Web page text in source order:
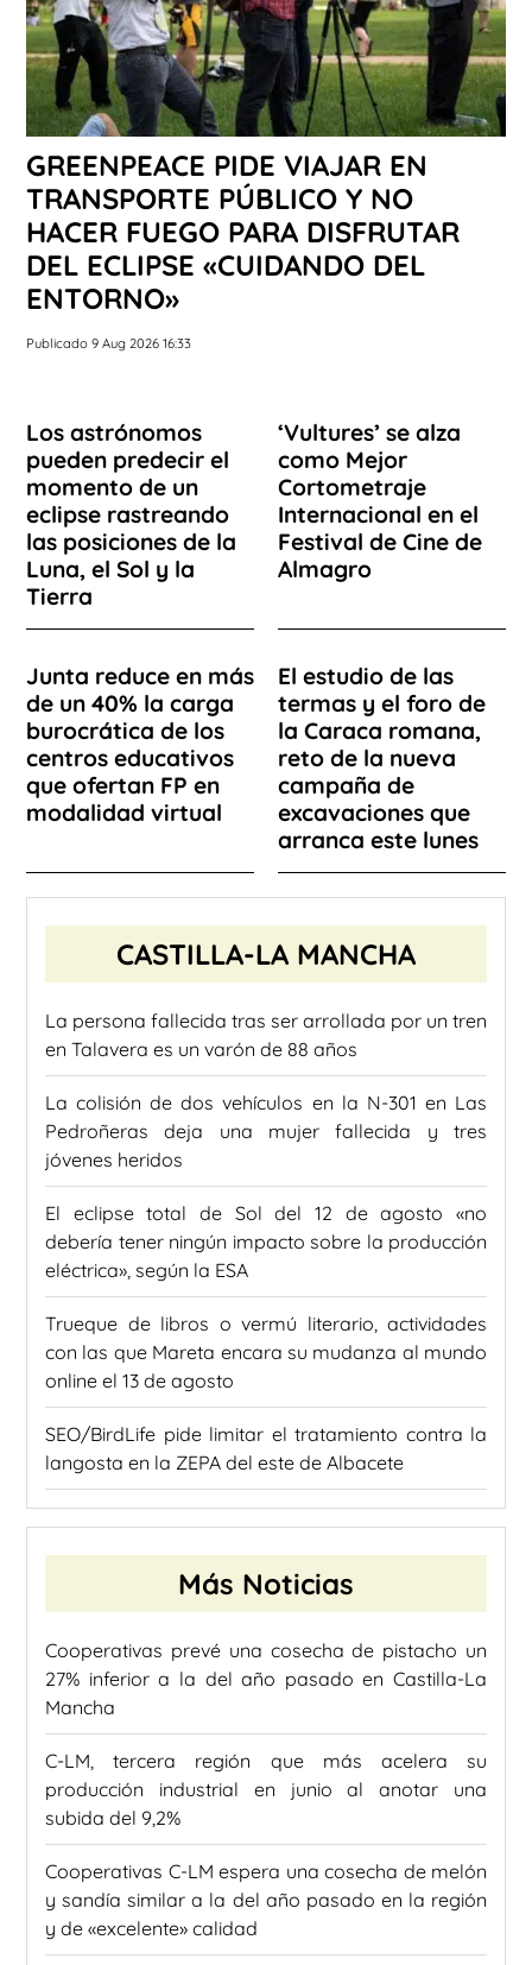
GREENPEACE PIDE VIAJAR EN
TRANSPORTE PÚBLICO Y NO
HACER FUEGO PARA DISFRUTAR
DEL ECLIPSE «CUIDANDO DEL
ENTORNO»
Publicado 9 Aug 2026 16:33
Los astrónomos
pueden predecir el
momento de un
eclipse rastreando
las posiciones de la
Luna, el Sol y la
Tierra
‘Vultures’ se alza
como Mejor
Cortometraje
Internacional en el
Festival de Cine de
Almagro
Junta reduce en más
de un 40% la carga
burocrática de los
centros educativos
que ofertan FP en
modalidad virtual
El estudio de las
termas y el foro de
la Caraca romana,
reto de la nueva
campaña de
excavaciones que
arranca este lunes
CASTILLA-LA MANCHA
La persona fallecida tras ser arrollada por un tren
en Talavera es un varón de 88 años
La colisión de dos vehículos en la N-301 en Las
Pedroñeras deja una mujer fallecida y tres
jóvenes heridos
El eclipse total de Sol del 12 de agosto «no
debería tener ningún impacto sobre la producción
eléctrica», según la ESA
Trueque de libros o vermú literario, actividades
con las que Mareta encara su mudanza al mundo
online el 13 de agosto
SEO/BirdLife pide limitar el tratamiento contra la
langosta en la ZEPA del este de Albacete
Más Noticias
Cooperativas prevé una cosecha de pistacho un
27% inferior a la del año pasado en Castilla-La
Mancha
C-LM, tercera región que más acelera su
producción industrial en junio al anotar una
subida del 9,2%
Cooperativas C-LM espera una cosecha de melón
y sandía similar a la del año pasado en la región
y de «excelente» calidad